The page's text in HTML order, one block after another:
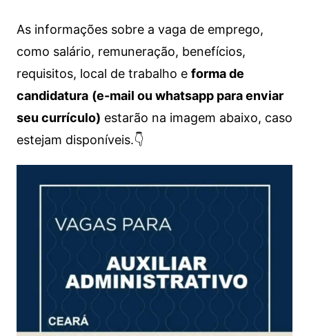
As informações sobre a vaga de emprego,
como salário, remuneração, benefícios,
requisitos, local de trabalho e forma de
candidatura (e-mail ou whatsapp para enviar
seu currículo) estarão na imagem abaixo, caso
estejam disponíveis.👇